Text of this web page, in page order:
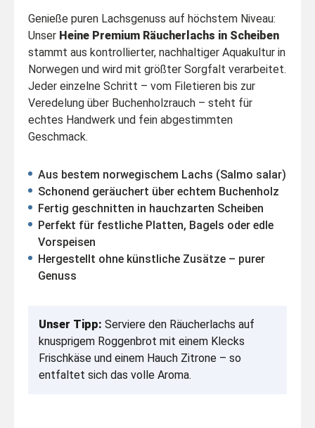
Genieße puren Lachsgenuss auf höchstem Niveau:
Unser Heine Premium Räucherlachs in Scheiben
stammt aus kontrollierter, nachhaltiger Aquakultur in
Norwegen und wird mit größter Sorgfalt verarbeitet.
Jeder einzelne Schritt – vom Filetieren bis zur
Veredelung über Buchenholzrauch – steht für
echtes Handwerk und fein abgestimmten
Geschmack.
Aus bestem norwegischem Lachs (Salmo salar)
Schonend geräuchert über echtem Buchenholz
Fertig geschnitten in hauchzarten Scheiben
Perfekt für festliche Platten, Bagels oder edle
Vorspeisen
Hergestellt ohne künstliche Zusätze – purer
Genuss
Unser Tipp: Serviere den Räucherlachs auf
knusprigem Roggenbrot mit einem Klecks
Frischkäse und einem Hauch Zitrone – so
entfaltet sich das volle Aroma.